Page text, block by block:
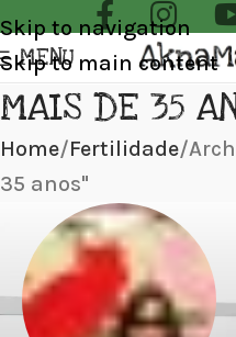
Skip to navigation
Skip to main content
MENU
MAIS DE 35
Home Fertilidade
35 anos"